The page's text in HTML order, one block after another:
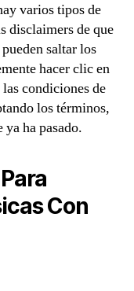
varios tipos de
disclaimers de que
saltar los
hacer clic en
condiciones de
los términos,
ha pasado.
Con